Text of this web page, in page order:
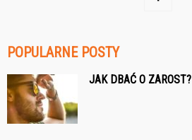
POPULARNE POSTY
JAK DBAĆ O ZAROST?